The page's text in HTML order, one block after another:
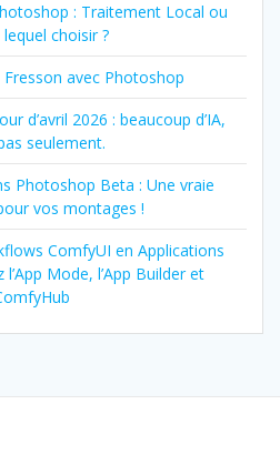
: Traitement Local ou
choisir ?
avec Photoshop
d’avril 2026 : beaucoup d’IA,
seulement.
Photoshop Beta : Une vraie
vos montages !
ComfyUI en Applications
Mode, l’App Builder et